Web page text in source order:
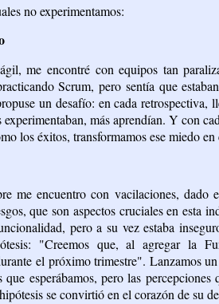
no experimentamos:
me encontré con equipos tan
Scrum, pero sentía que
un desafío: en cada retrospectiva,
más aprendían. Y con
los éxitos, transformamos ese miedo
me encuentro con vacilaciones, dado
que son aspectos cruciales en esta
pero a su vez estaba
"Creemos que, al agregar la
el próximo trimestre". Lanzamos
esperábamos, pero las
se convirtió en el corazón de su